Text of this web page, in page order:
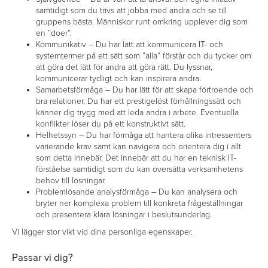
samtidigt som du trivs att jobba med andra och se till
gruppens bästa. Människor runt omkring upplever dig som
en ”doer”.
Kommunikativ – Du har lätt att kommunicera IT- och
systemtermer på ett sätt som ”alla” förstår och du tycker om
att göra det lätt för andra att göra rätt. Du lyssnar,
kommunicerar tydligt och kan inspirera andra.
Samarbetsförmåga – Du har lätt för att skapa förtroende och
bra relationer. Du har ett prestigelöst förhållningssätt och
känner dig trygg med att leda andra i arbete. Eventuella
konflikter löser du på ett konstruktivt sätt.
Helhetssyn – Du har förmåga att hantera olika intressenters
varierande krav samt kan navigera och orientera dig i allt
som detta innebär. Det innebär att du har en teknisk IT-
förståelse samtidigt som du kan översätta verksamhetens
behov till lösningar.
Problemlösande analysförmåga – Du kan analysera och
bryter ner komplexa problem till konkreta frågeställningar
och presentera klara lösningar i beslutsunderlag.
Vi lägger stor vikt vid dina personliga egenskaper.
Passar vi dig?